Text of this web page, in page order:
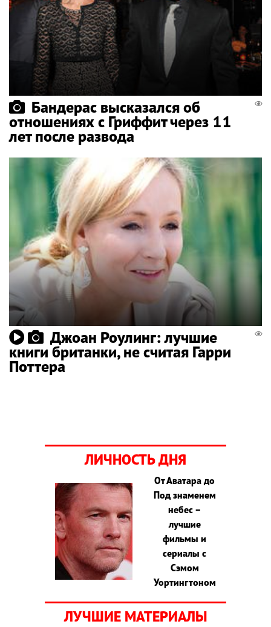
Бандерас высказался об
отношениях с Гриффит через 11
лет после развода
Джоан Роулинг: лучшие
книги британки, не считая Гарри
Поттера
ЛИЧНОСТЬ ДНЯ
От Аватара до
Под знаменем
небес –
лучшие
фильмы и
сериалы с
Сэмом
Уортингтоном
ЛУЧШИЕ МАТЕРИАЛЫ